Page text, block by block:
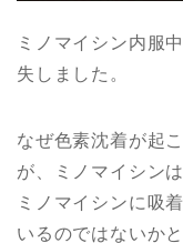
ミノマイシン内服
失しました。
なぜ色素沈着が起
が、ミノマイシン
ミノマイシンに吸
いるのではないか